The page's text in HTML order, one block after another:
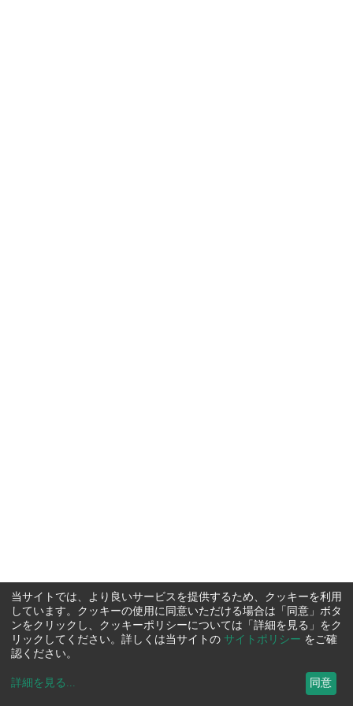
当サイトでは、より良いサービスを提供するため、クッキーを利用
しています。クッキーの使用に同意いただける場合は「同意」ボタ
ンをクリックし、クッキーポリシーについては「詳細を見る」をク
リックしてください。詳しくは当サイトの サイトポリシー をご確
認ください。
詳細を見る ... 同意